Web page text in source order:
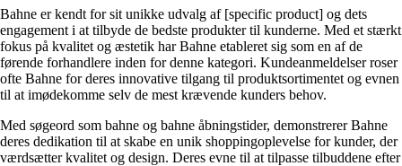
Bahne er kendt for sit unikke udvalg af [specific product] og dets
engagement i at tilbyde de bedste produkter til kunderne. Med et stærkt
fokus på kvalitet og æstetik har Bahne etableret sig som en af de
førende forhandlere inden for denne kategori. Kundeanmeldelser roser
ofte Bahne for deres innovative tilgang til produktsortimentet og evnen
til at imødekomme selv de mest krævende kunders behov.
Med søgeord som bahne og bahne åbningstider, demonstrerer Bahne
deres dedikation til at skabe en unik shoppingoplevelse for kunder, der
værdsætter kvalitet og design. Deres evne til at tilpasse tilbuddene efter